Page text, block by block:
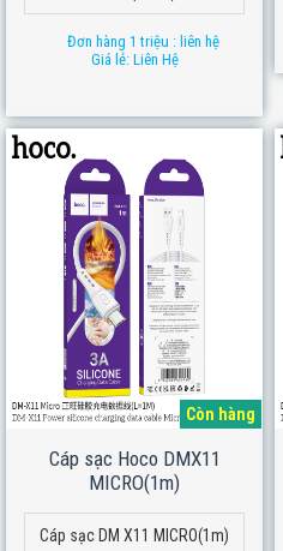
Đơn hàng 1 triệu : liên hệ
Giá lẻ: Liên Hệ
Còn hàng
Cáp sạc Hoco DMX11
MICRO(1m)
Cáp sạc DM X11 MICRO(1m)